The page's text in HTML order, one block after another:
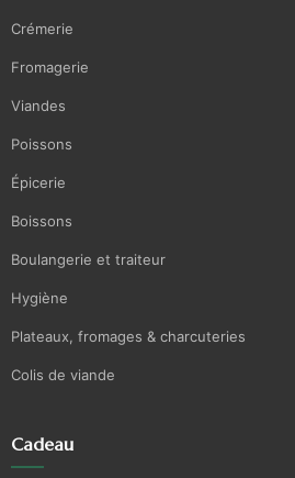
Crémerie
Fromagerie
Viandes
Poissons
Épicerie
Boissons
Boulangerie et traiteur
Hygiène
Plateaux, fromages & charcuteries
Colis de viande
Cadeau